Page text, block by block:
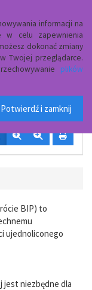
informacji na
w celu zapewnienia
dokonać zmiany
Twojej przeglądarce.
plików
Potwierdź i zamknij
BIP) to
ujednoliconego
jest niezbędne dla